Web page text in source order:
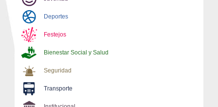
Deportes
Festejos
Bienestar Social y Salud
Seguridad
Transporte